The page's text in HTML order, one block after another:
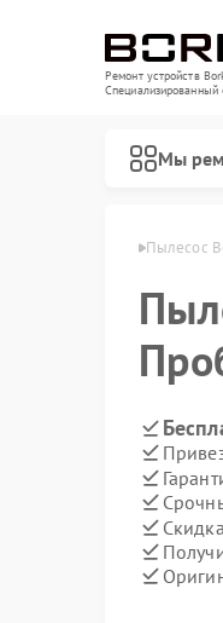
Ремонт устройств
Специализированный
Мы
Пылесос